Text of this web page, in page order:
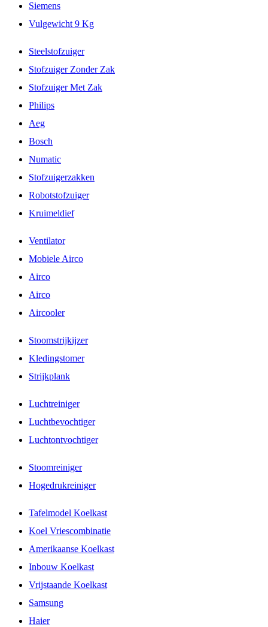
Siemens
Vulgewicht 9 Kg
Steelstofzuiger
Stofzuiger Zonder Zak
Stofzuiger Met Zak
Philips
Aeg
Bosch
Numatic
Stofzuigerzakken
Robotstofzuiger
Kruimeldief
Ventilator
Mobiele Airco
Airco
Airco
Aircooler
Stoomstrijkijzer
Kledingstomer
Strijkplank
Luchtreiniger
Luchtbevochtiger
Luchtontvochtiger
Stoomreiniger
Hogedrukreiniger
Tafelmodel Koelkast
Koel Vriescombinatie
Amerikaanse Koelkast
Inbouw Koelkast
Vrijstaande Koelkast
Samsung
Haier